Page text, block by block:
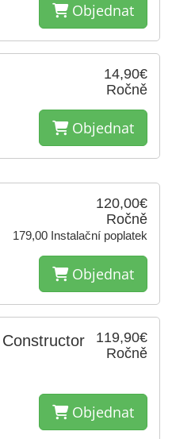
Objednat
14,90€
Ročně
Objednat
120,00€
Ročně
179,00 Instalační poplatek
Objednat
119,90€
Ročně
Objednat